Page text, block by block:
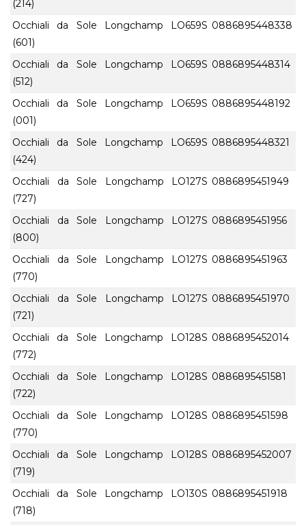
(214)
Occhiali da Sole Longchamp LO659S
(601)
0886895448338
Occhiali da Sole Longchamp LO659S
(512)
0886895448314
Occhiali da Sole Longchamp LO659S
(001)
0886895448192
Occhiali da Sole Longchamp LO659S
(424)
0886895448321
Occhiali da Sole Longchamp LO127S
(727)
0886895451949
Occhiali da Sole Longchamp LO127S
(800)
0886895451956
Occhiali da Sole Longchamp LO127S
(770)
0886895451963
Occhiali da Sole Longchamp LO127S
(721)
0886895451970
Occhiali da Sole Longchamp LO128S
(772)
0886895452014
Occhiali da Sole Longchamp LO128S
(722)
0886895451581
Occhiali da Sole Longchamp LO128S
(770)
0886895451598
Occhiali da Sole Longchamp LO128S
(719)
0886895452007
Occhiali da Sole Longchamp LO130S
(718)
0886895451918